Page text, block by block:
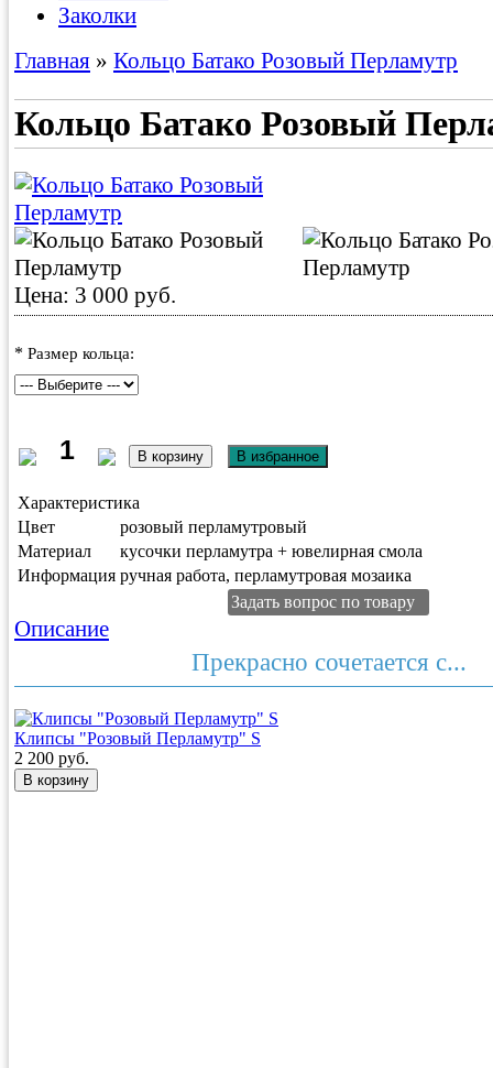
Заколки
Главная » Кольцо Батако Розовый Перламутр
Кольцо Батако Розовый
Цена: 3 000 руб.
* Размер кольца:
Характеристика
Цвет
розовый перламутровый
Материал
кусочки перламутра + ювелирная смола
Информация ручная работа, перламутровая мозаика
Задать вопрос по товару
Описание
Прекрасно сочетается с...
Клипсы "Розовый Перламутр" S
2 200 руб.